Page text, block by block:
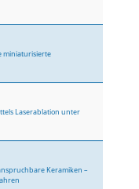
miniaturisierte
Laserablation unter
Keramiken –